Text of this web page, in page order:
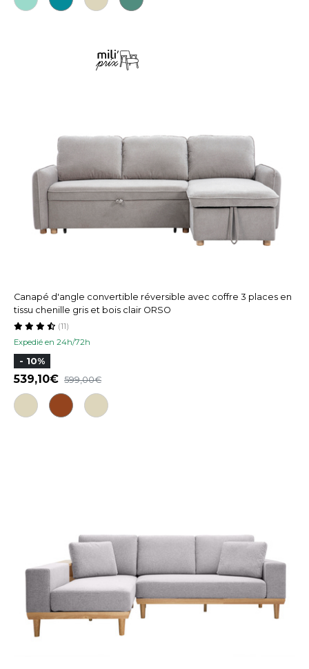
Canapé d'angle convertible réversible avec coffre 3 places en
tissu chenille gris et bois clair ORSO
Expedié en 24h/72h
(11)
- 10%
539,10 599,00